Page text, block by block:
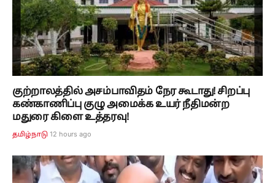
குற்றாலத்தில் அசம்பாவிதம் நேர கூடாது! சிறப்பு
கண்காணிப்பு குழு அமைக்க உயர் நீதிமன்ற
மதுரை கிளை உத்தரவு!
தமிழ்நாடு 12 hours ago